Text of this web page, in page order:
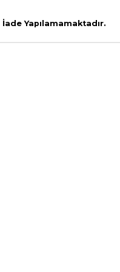
Yapılamamaktadır.